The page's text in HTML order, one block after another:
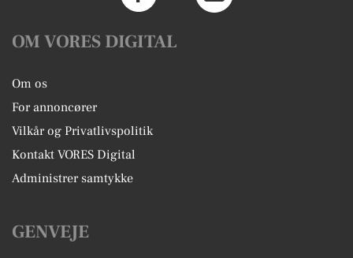
OM VORES DIGITAL
Om os
For annoncører
Vilkår og Privatlivspolitik
Kontakt VORES Digital
Administrer samtykke
GENVEJE